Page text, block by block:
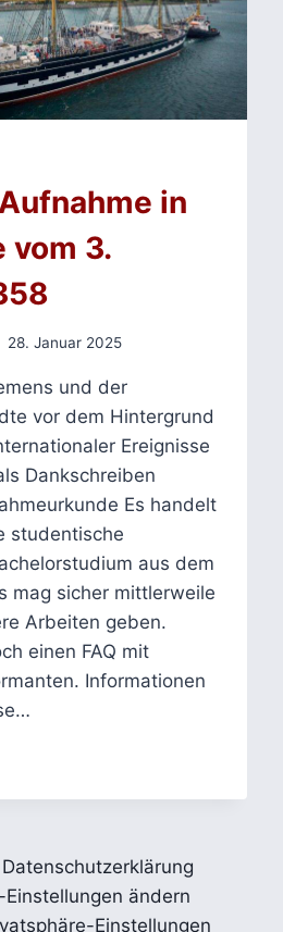
in
vom 3.
28. Januar 2025
und der
vor dem Hintergrund
Ereignisse
Dankschreiben
Es handelt
studentische
aus dem
mag sicher mittlerweile
Arbeiten geben.
einen FAQ mit
Informationen
Datenschutzerklärung
ändern
Einstellungen